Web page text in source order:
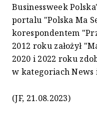
Businessweek
portalu "Polska Ma
korespondentem
2012 roku założył
2020 i 2022 roku
w kategoriach News
(JF, 21.08.2023)